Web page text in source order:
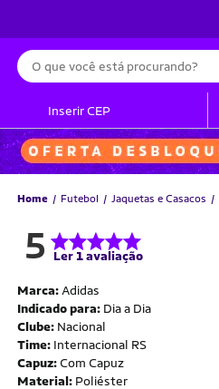
Busca
Inserir CEP
Home Futebol Jaquetas e Casacos
5 Ler 1 avaliação
Marca: Adidas
Indicado para: Dia a Dia
Clube: Nacional
Time: Internacional RS
Capuz: Com Capuz
Material: Poliéster